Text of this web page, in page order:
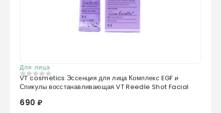
Для лица
0 из 5
VT cosmetics Эссенция для лица Комплекс EGF и
Спикулы восстанавливающая VT Reedle Shot Facial
690 ₽